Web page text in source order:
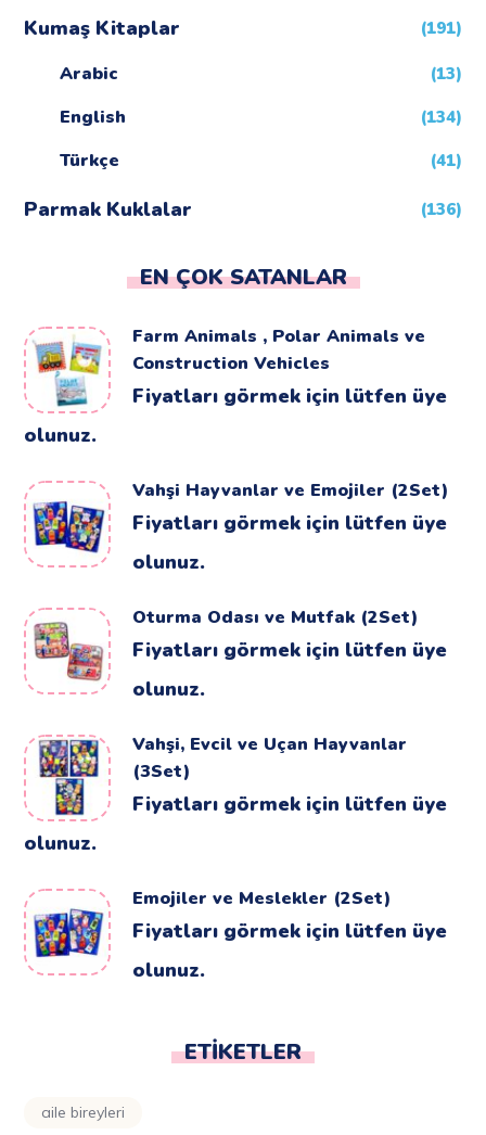
Kumaş Kitaplar (191)
Arabic (13)
English (134)
Türkçe (41)
Parmak Kuklalar (136)
EN ÇOK SATANLAR
Farm Animals , Polar Animals ve
Construction Vehicles
Fiyatları görmek için lütfen üye
olunuz.
Vahşi Hayvanlar ve Emojiler (2Set)
Fiyatları görmek için lütfen üye
olunuz.
Oturma Odası ve Mutfak (2Set)
Fiyatları görmek için lütfen üye
olunuz.
Vahşi, Evcil ve Uçan Hayvanlar
(3Set)
Fiyatları görmek için lütfen üye
olunuz.
Emojiler ve Meslekler (2Set)
Fiyatları görmek için lütfen üye
olunuz.
ETIKETLER
aile bireyleri